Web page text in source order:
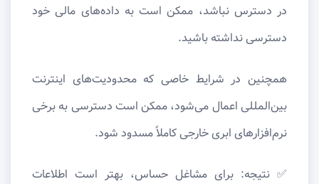
در دسترس نباشد، ممکن است به داده‌های مالی خود
دسترسی نداشته باشید.
همچنین در شرایط خاصی که محدودیت‌های اینترنت
بین‌المللی اعمال می‌شود، ممکن است دسترسی به برخی
نرم‌افزارهای ابری خارجی کاملاً مسدود شود.
✅ نتیجه: برای مشاغل حساس، بهتر است اطلاعات